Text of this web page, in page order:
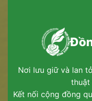
Nơi lưu giữ và lan
thuật
Kết nối cộng đồng